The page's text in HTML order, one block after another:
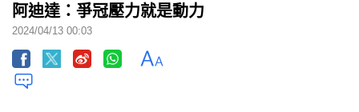
阿迪達：爭冠壓力就是動力
2024/04/13 00:03